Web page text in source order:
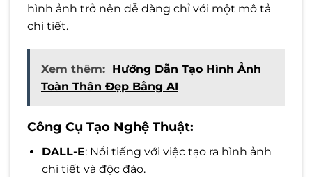
hình ảnh trở nên dễ dàng chỉ với một mô tả
chi tiết.
Xem thêm: Hướng Dẫn Tạo Hình Ảnh
Toàn Thân Đẹp Bằng AI
Công Cụ Tạo Nghệ Thuật:
DALL-E: Nổi tiếng với việc tạo ra hình ảnh
chi tiết và độc đáo.